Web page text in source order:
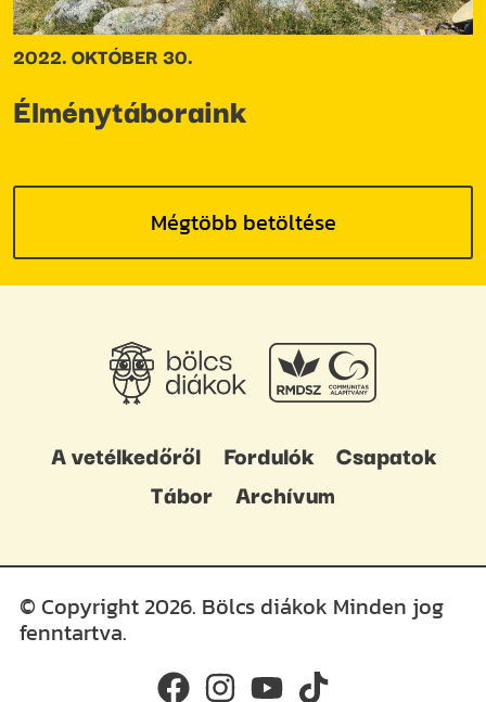
2022. OKTÓBER 30.
Élménytáboraink
Mégtöbb betöltése
A vetélkedőről Fordulók
Csapatok
Tábor
Archívum
© Copyright 2026. Bölcs diákok Minden jog
fenntartva.